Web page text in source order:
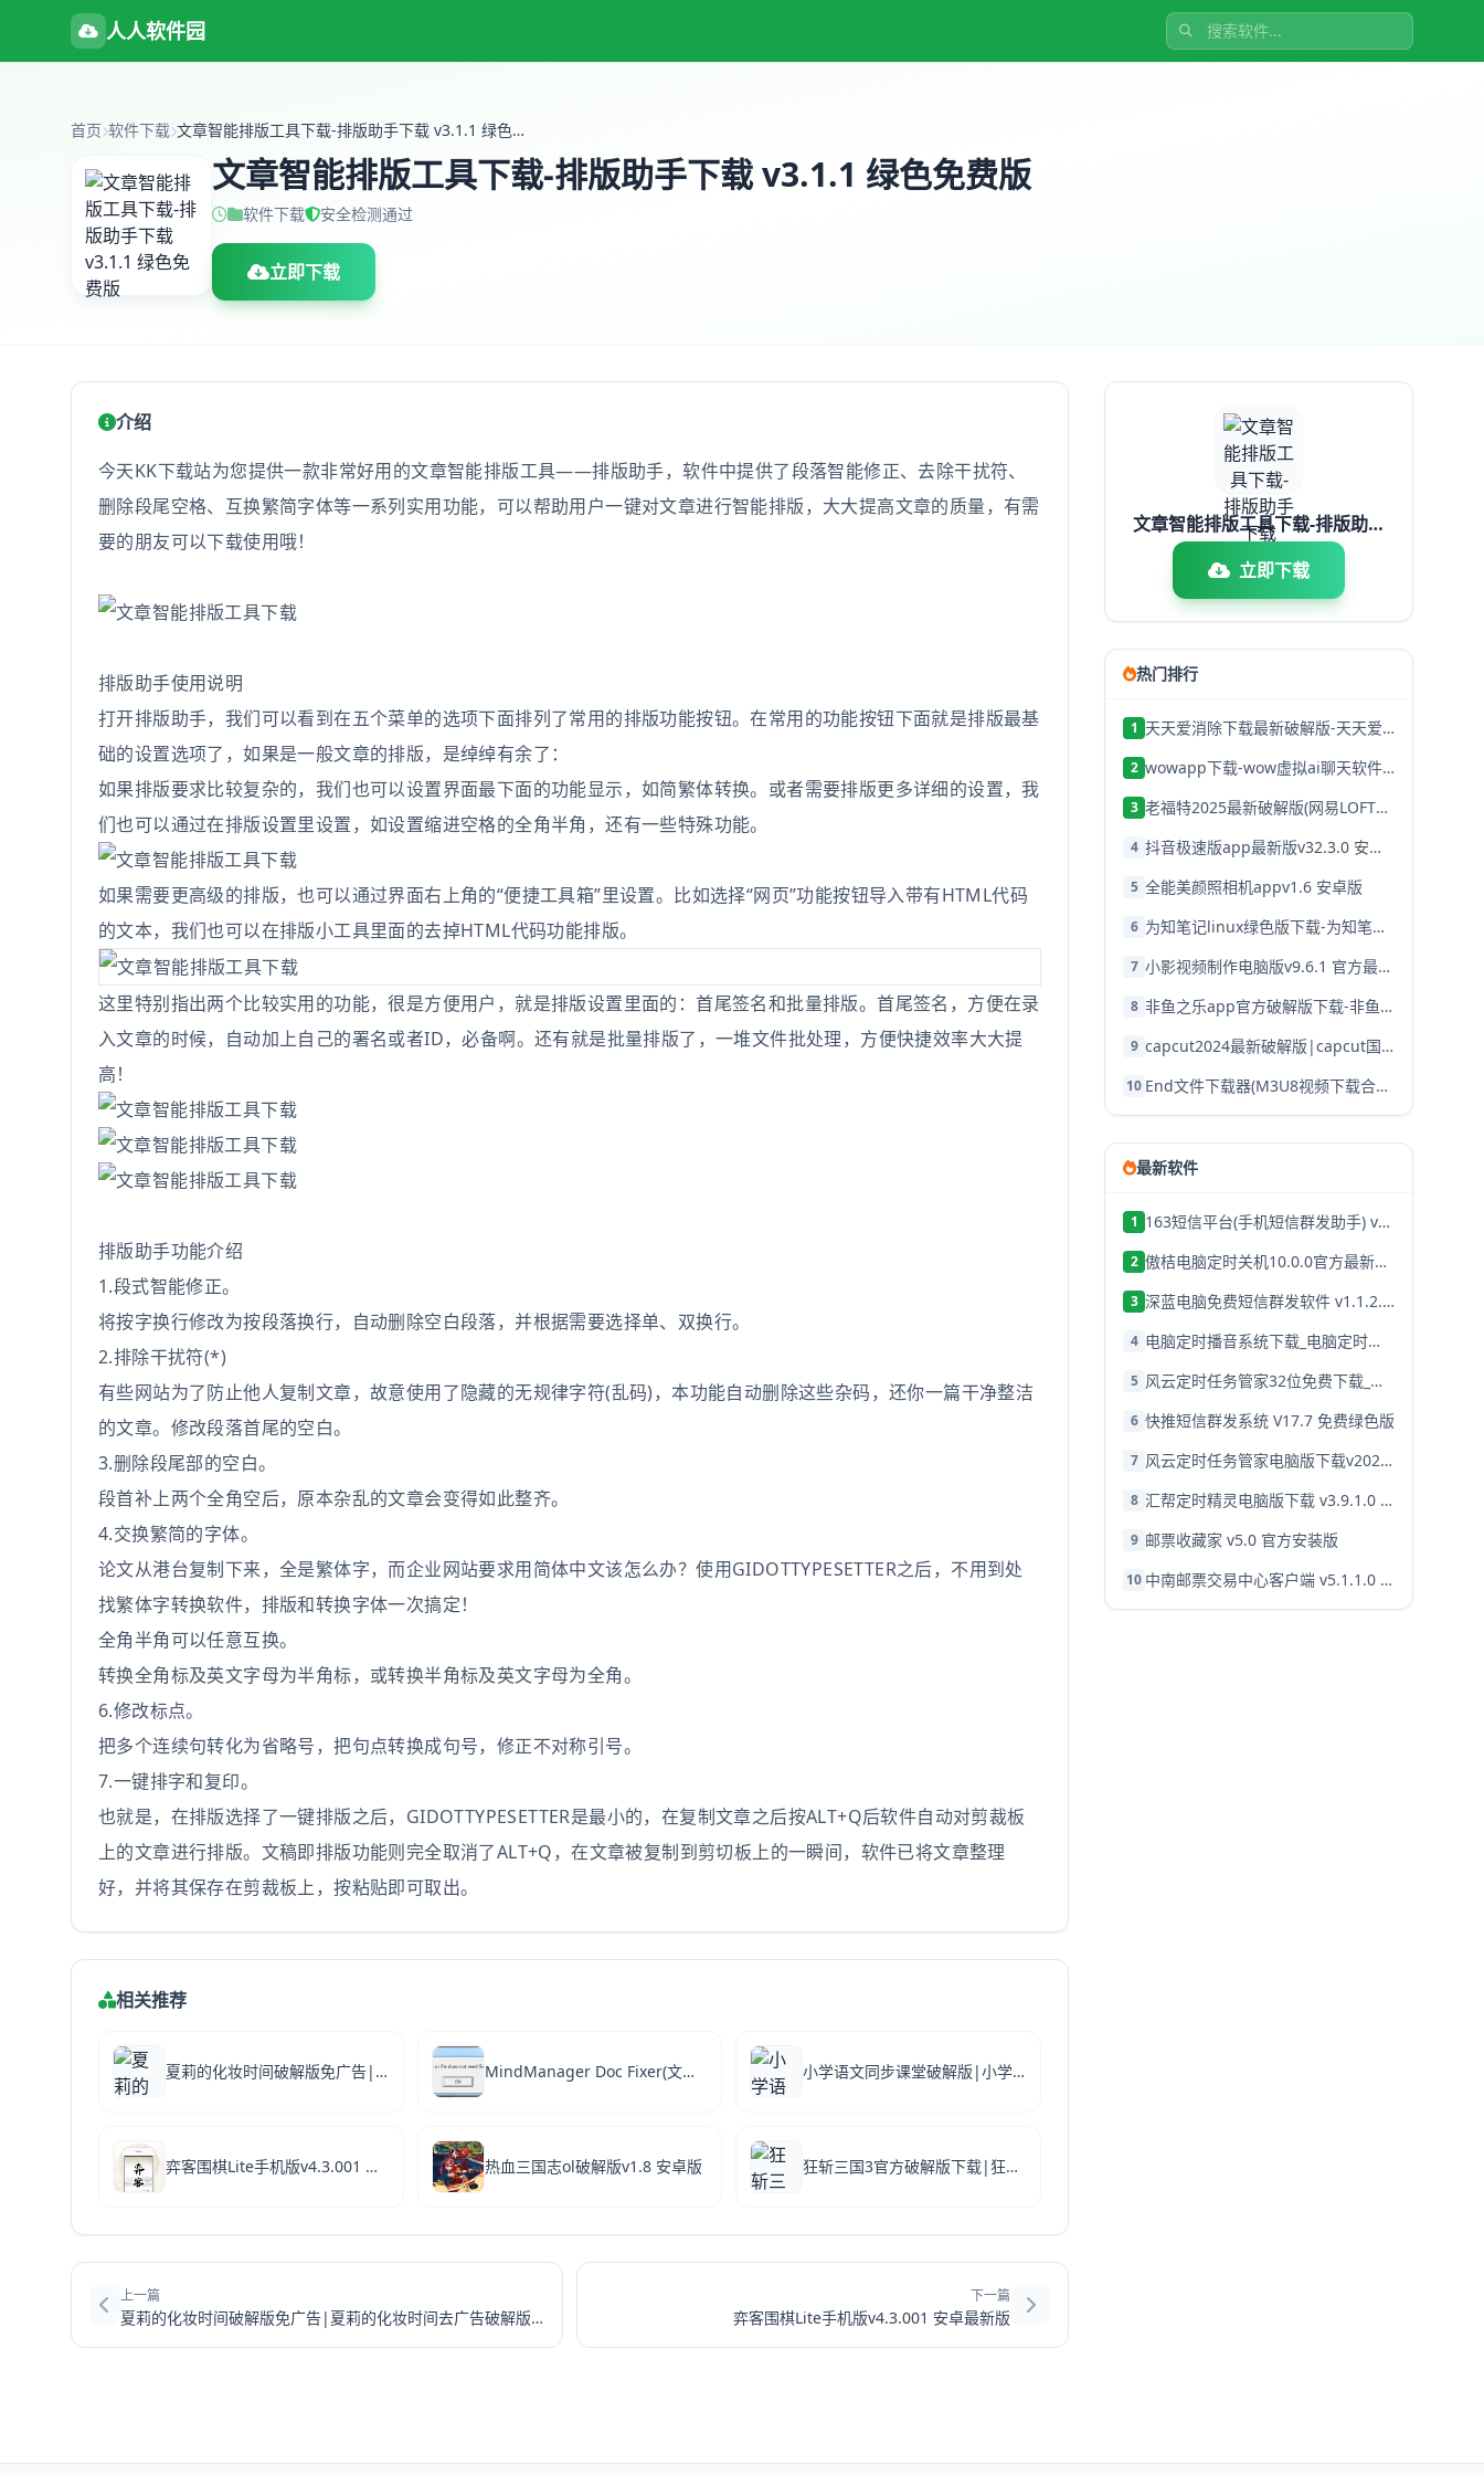
人人软件园
首页 软件下载 文章智能排版工具下载-排版助手下载 v3.1.1 绿色免费版
文章智能排版工具下载-排版助手下载 v3.1.1 绿色免费版
软件下载 安全检测通过
立即下载
介绍
今天KK下载站为您提供一款非常好用的文章智能排版工具——排版助手，软件中提供了段落智能修正、去除干扰符、
删除段尾空格、互换繁简字体等一系列实用功能，可以帮助用户一键对文章进行智能排版，大大提高文章的质量，有需
要的朋友可以下载使用哦！
排版助手使用说明
打开排版助手，我们可以看到在五个菜单的选项下面排列了常用的排版功能按钮。在常用的功能按钮下面就是排版最基
础的设置选项了，如果是一般文章的排版，是绰绰有余了：
如果排版要求比较复杂的，我们也可以设置界面最下面的功能显示，如简繁体转换。或者需要排版更多详细的设置，我
们也可以通过在排版设置里设置，如设置缩进空格的全角半角，还有一些特殊功能。
如果需要更高级的排版，也可以通过界面右上角的“便捷工具箱”里设置。比如选择“网页”功能按钮导入带有HTML代码
的文本，我们也可以在排版小工具里面的去掉HTML代码功能排版。
这里特别指出两个比较实用的功能，很是方便用户，就是排版设置里面的：首尾签名和批量排版。首尾签名，方便在录
入文章的时候，自动加上自己的署名或者ID，必备啊。还有就是批量排版了，一堆文件批处理，方便快捷效率大大提
高！
排版助手功能介绍
1.段式智能修正。
将按字换行修改为按段落换行，自动删除空白段落，并根据需要选择单、双换行。
2.排除干扰符(*)
有些网站为了防止他人复制文章，故意使用了隐藏的无规律字符(乱码)，本功能自动删除这些杂码，还你一篇干净整洁
的文章。修改段落首尾的空白。
3.删除段尾部的空白。
段首补上两个全角空后，原本杂乱的文章会变得如此整齐。
4.交换繁简的字体。
论文从港台复制下来，全是繁体字，而企业网站要求用简体中文该怎么办？使用GIDOTTYPESETTER之后，不用到处
找繁体字转换软件，排版和转换字体一次搞定！
全角半角可以任意互换。
转换全角标及英文字母为半角标，或转换半角标及英文字母为全角。
6.修改标点。
把多个连续句转化为省略号，把句点转换成句号，修正不对称引号。
7.一键排字和复印。
也就是，在排版选择了一键排版之后，GIDOTTYPESETTER是最小的，在复制文章之后按ALT+Q后软件自动对剪裁板
上的文章进行排版。文稿即排版功能则完全取消了ALT+Q，在文章被复制到剪切板上的一瞬间，软件已将文章整理
好，并将其保存在剪裁板上，按粘贴即可取出。
相关推荐
夏莉的化妆时间破解版免广告|夏莉的化妆时间去广告破解版 V1.0.1 安卓版下载 MindManager Doc Fixer(文件修复)v1.01 绿色版 小学语文同步课堂破解版|小学语文同步课堂免注册码版 V5.3.3.57 免费版下载
弈客围棋Lite手机版v4.3.001 安卓最新版 热血三国志ol破解版v1.8 安卓版 狂斩三国3官方破解版下载|狂斩三国3手游版 V2.1.1 安卓版下载
上一篇
夏莉的化妆时间破解版免广告|夏莉的化妆时间去广告破解版 V1.0.1 安卓版下载
下一篇
弈客围棋Lite手机版v4.3.001 安卓最新版
文章智能排版工具下载-排版助手
下载 v3.1.1 绿色免费版
立即下载
热门排行
1 天天爱消除下载最新破解版-天天爱消除下载安装v2.37.0.0
2 wowapp下载-wow虚拟ai聊天软件下载v1.16.1安卓版
3 老福特2025最新破解版(网易LOFTER)-老福特2025版本下载v8.1.22
4 抖音极速版app最新版v32.3.0 安卓版
5 全能美颜照相机appv1.6 安卓版
6 为知笔记linux绿色版下载-为知笔记linux版本v2.8.5 官方破解版
7 小影视频制作电脑版v9.6.1 官方最新版
8 非鱼之乐app官方破解版下载-非鱼之乐交友软件下载 v1.3.9安卓版
9 capcut2024最新破解版|capcut国际版2024 V999.999.45 安卓版下载
10 End文件下载器(M3U8视频下载合并)下载 v1.2绿色版
最新软件
1 163短信平台(手机短信群发助手) v4.1.2 免费安装版
2 傲桔电脑定时关机10.0.0官方最新版下载-定时关机软件
3 深蓝电脑免费短信群发软件 v1.1.2.1 最新绿色版
4 电脑定时播音系统下载_电脑定时播音系统v35.9.6官方免费版
5 风云定时任务管家32位免费下载_官方最新破解版v2027.915.1639
6 快推短信群发系统 V17.7 免费绿色版
7 风云定时任务管家电脑版下载v2021.09.06-官方最新版安装包
8 汇帮定时精灵电脑版下载 v3.9.1.0 官方免费版-2027最新版安装教程
9 邮票收藏家 v5.0 官方安装版
10 中南邮票交易中心客户端 v5.1.1.0 官方免费安装版 xp版